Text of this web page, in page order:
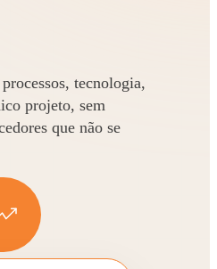
tecnologia,
projeto, sem
que não se